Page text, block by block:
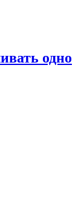
одно